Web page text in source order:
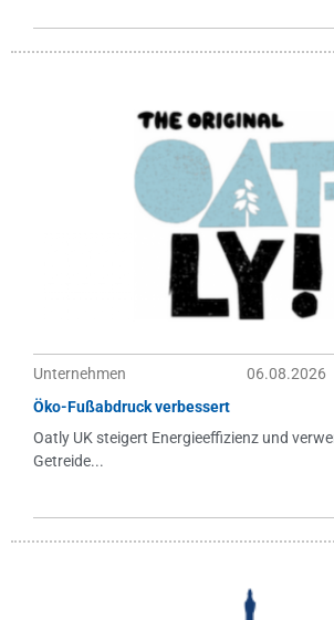
Unternehmen
06.08.2026
Öko-Fußabdruck verbessert
Oatly UK steigert Energieeffizienz und
Getreide...